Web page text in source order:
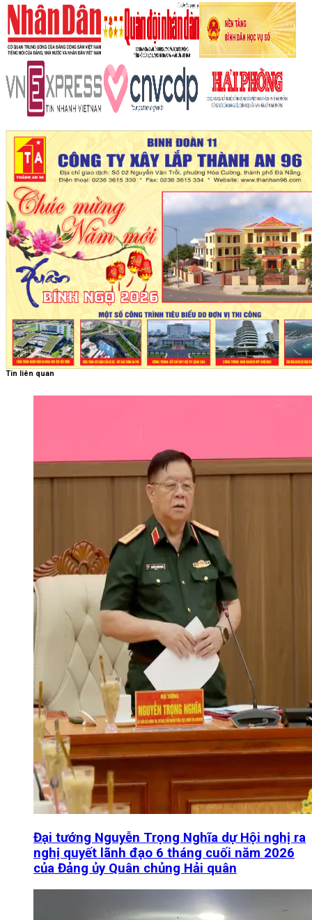
Tin liên quan
Đại tướng Nguyễn Trọng Nghĩa dự Hội nghị ra
nghị quyết lãnh đạo 6 tháng cuối năm 2026
của Đảng ủy Quân chủng Hải quân